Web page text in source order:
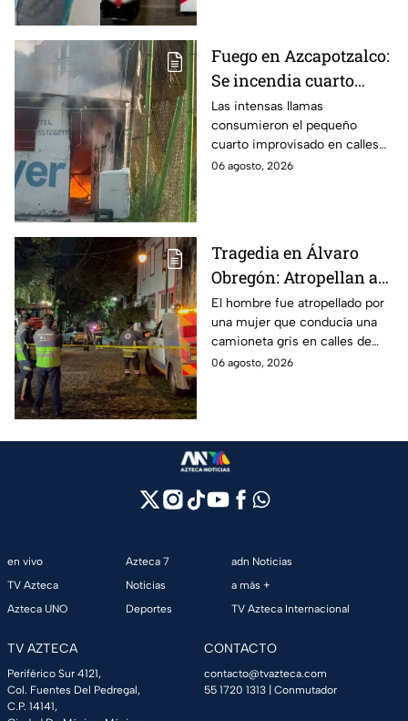
Fuego en Azcapotzalco:
Se incendia cuarto
improvisado en la
Industrial Vallejo;
rompen cadenas para
combatir las llamas
Las intensas llamas
consumieron el pequeño
cuarto improvisado en calles
de Azcapotzalco; bomberos
06 agosto, 2026
Tragedia en Álvaro
Obregón: Atropellan a
hombre en situación de
calle y queda prensado
en San Ángel, CDMX
El hombre fue atropellado por
una mujer que conducía una
camioneta gris en calles de
San Ángel; la responsable ya
06 agosto, 2026
en vivo
TV Azteca
Azteca UNO
Azteca 7
Noticias
Deportes
adn Noticias
a más +
TV Azteca Internacional
TV AZTECA
Periférico Sur 4121,
Col. Fuentes Del Pedregal,
C.P. 14141,
CONTACTO
contacto@tvazteca.com
55 1720 1313 | Conmutador